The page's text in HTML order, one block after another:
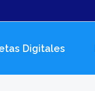
Digitales